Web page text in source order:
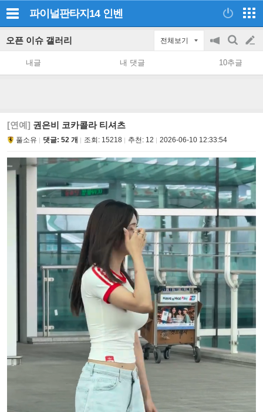
파이널판타지14 인벤
오픈 이슈 갤러리 전체보기
공
지
on/off
검
색
글
쓰
내글 내 댓글 10추글
[연예] 권은비 코카콜라 티셔츠
풀소유 댓글: 52 개 조회: 15218 추천: 12 2026-06-10 12:33:54